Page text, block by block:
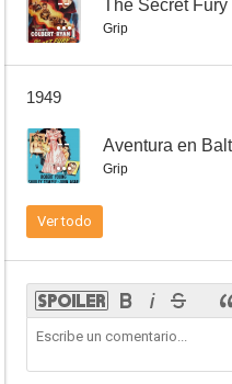
-- The Secret Fury
Grip
1949
-- Aventura en
Grip
Ver todo